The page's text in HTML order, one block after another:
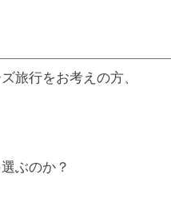
旅行をお考えの方、
ぶのか？